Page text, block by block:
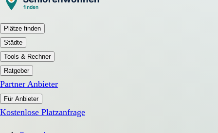
Plätze finden
Städte
Tools & Rechner
Ratgeber
Partner Anbieter
Für Anbieter
Kostenlose Platzanfrage